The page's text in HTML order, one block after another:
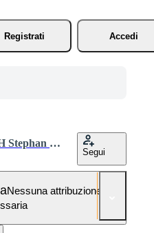
Registrati
Accedi
Westend61 GmbH Stephan Bock
Segui
Nessuna attribuzione